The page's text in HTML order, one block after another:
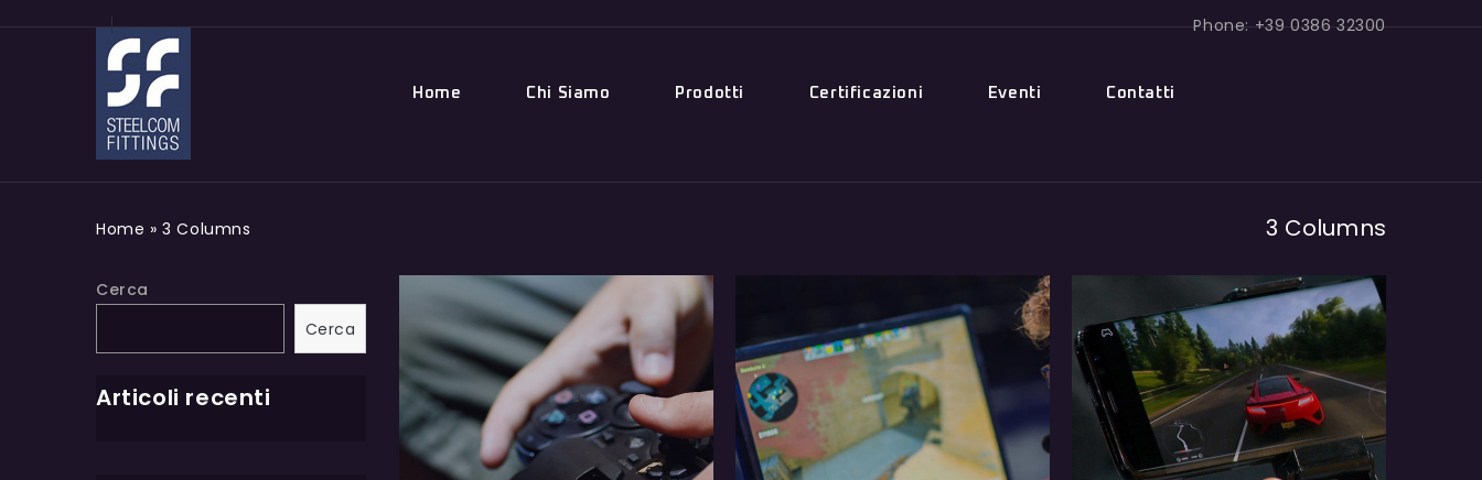
Phone: +39 0386 32300
Home Chi Siamo Prodotti Certificazioni Eventi Contatti
3 Columns
Home »3 Columns
Cerca
Cerca
Articoli recenti